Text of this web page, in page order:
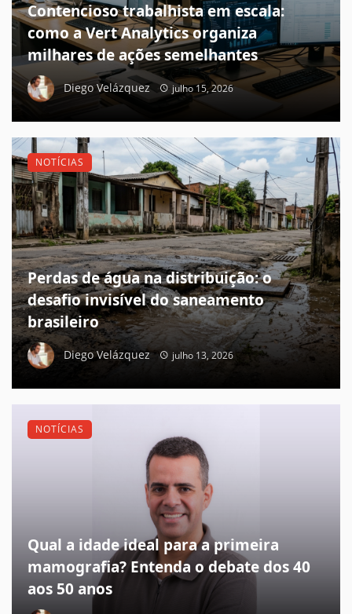
Contencioso trabalhista em escala:
como a Vert Analytics organiza
milhares de ações semelhantes
Diego Velázquez julho 15, 2026
Perdas de água na distribuição: o
desafio invisível do saneamento
brasileiro
Diego Velázquez julho 13, 2026
NOTÍCIAS
Qual a idade ideal para a primeira
mamografia? Entenda o debate dos 40
aos 50 anos
NOTÍCIAS